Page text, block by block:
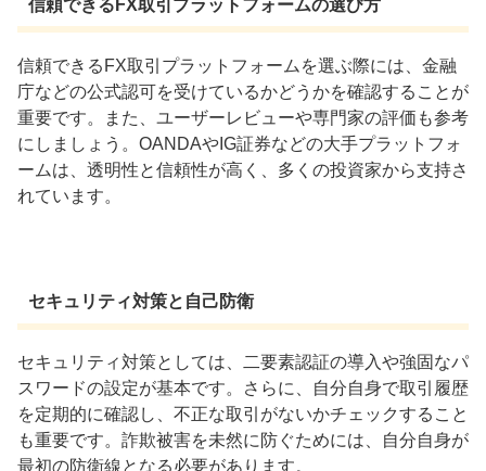
信頼できるFX取引プラットフォームの選び方
信頼できるFX取引プラットフォームを選ぶ際には、金融
庁などの公式認可を受けているかどうかを確認することが
重要です。また、ユーザーレビューや専門家の評価も参考
にしましょう。OANDAやIG証券などの大手プラットフォ
ームは、透明性と信頼性が高く、多くの投資家から支持さ
れています。
セキュリティ対策と自己防衛
セキュリティ対策としては、二要素認証の導入や強固なパ
スワードの設定が基本です。さらに、自分自身で取引履歴
を定期的に確認し、不正な取引がないかチェックすること
も重要です。詐欺被害を未然に防ぐためには、自分自身が
最初の防衛線となる必要があります。